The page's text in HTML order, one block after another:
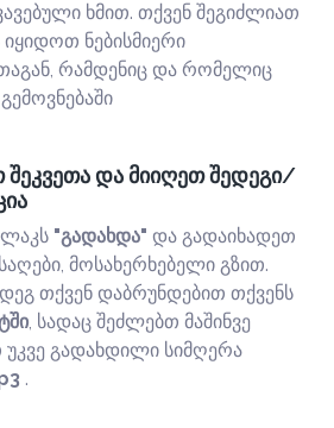
ხმით. თქვენ შეგიძლიათ
ნებისმიერი
რამდენიც და რომელიც
შეკვეთა და მიიღეთ შედეგი/
"გადახდა" და გადაიხადეთ
მოსახერხებელი გზით.
თქვენ დაბრუნდებით თქვენს
, სადაც შეძლებთ მაშინვე
გადახდილი სიმღერა
.